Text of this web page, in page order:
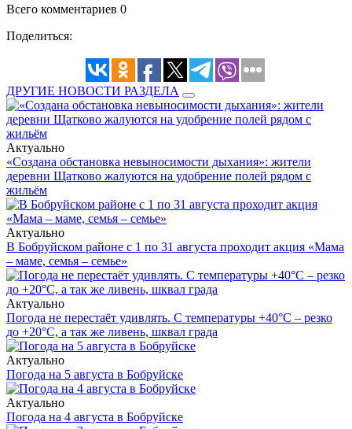
Всего комментариев 0
Поделиться:
ДРУГИЕ НОВОСТИ РАЗДЕЛА
Актуально
«Создана обстановка невыносимости дыхания»: жители
деревни Щатково жалуются на удобрение полей рядом с
жильём
Актуально
В Бобруйском районе с 1 по 31 августа проходит акция «Мама
– маме, семья – семье»
Актуально
Погода не перестаёт удивлять. С температуры +40°С – резко
до +20°С, а так же ливень, шквал града
Актуально
Погода на 5 августа в Бобруйске
Актуально
Погода на 4 августа в Бобруйске